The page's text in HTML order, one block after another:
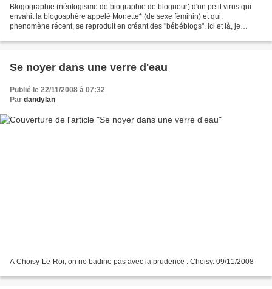
Blogographie (néologisme de biographie de blogueur) d'un petit virus qui
envahit la blogosphère appelé Monette* (de sexe féminin) et qui,
phenomène récent, se reproduit en créant des "bébéblogs". Ici et là, je
Se noyer dans une verre d'eau
Publié le 22/11/2008 à 07:32
Par dandylan
A Choisy-Le-Roi, on ne badine pas avec la prudence : Choisy. 09/11/2008